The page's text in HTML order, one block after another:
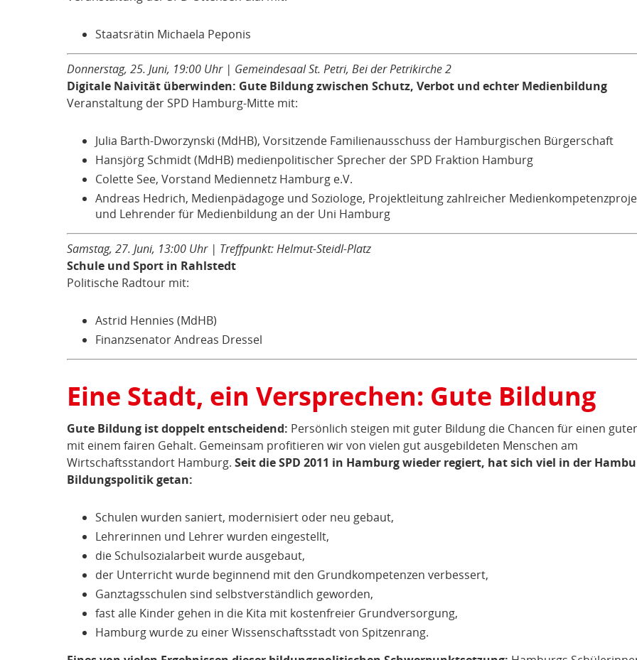
Staatsrätin Michaela Peponis
Donnerstag, 25. Juni, 19:00 Uhr | Gemeindesaal St. Petri, Bei der Petrikirche 2
Digitale Naivität überwinden: Gute Bildung zwischen Schutz, Verbot und echter Medienbildung
Veranstaltung der SPD Hamburg-Mitte mit:
Julia Barth-Dworzynski (MdHB), Vorsitzende Familienausschuss der Hamburgischen Bürgerschaft
Hansjörg Schmidt (MdHB) medienpolitischer Sprecher der SPD Fraktion Hamburg
Colette See, Vorstand Mediennetz Hamburg e.V.
Andreas Hedrich, Medienpädagoge und Soziologe, Projektleitung zahlreicher
und Lehrender für Medienbildung an der Uni Hamburg
Samstag, 27. Juni, 13:00 Uhr | Treffpunkt: Helmut-Steidl-Platz
Schule und Sport in Rahlstedt
Politische Radtour mit:
Astrid Hennies (MdHB)
Finanzsenator Andreas Dressel
Eine Stadt, ein Versprechen: Gute Bildung
Gute Bildung ist doppelt entscheidend: Persönlich steigen mit guter Bildung die Chancen für einen
mit einem fairen Gehalt. Gemeinsam profitieren wir von vielen gut ausgebildeten Menschen am
Wirtschaftsstandort Hamburg. Seit die SPD 2011 in Hamburg wieder regiert, hat sich viel in der
Bildungspolitik getan:
Schulen wurden saniert, modernisiert oder neu gebaut,
Lehrerinnen und Lehrer wurden eingestellt,
die Schulsozialarbeit wurde ausgebaut,
der Unterricht wurde beginnend mit den Grundkompetenzen verbessert,
Ganztagsschulen sind selbstverständlich geworden,
fast alle Kinder gehen in die Kita mit kostenfreier Grundversorgung,
Hamburg wurde zu einer Wissenschaftsstadt von Spitzenrang.